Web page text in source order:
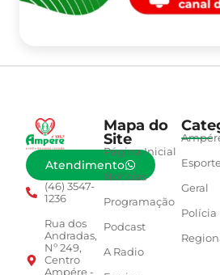
Atendimento
(46) 3547-
1236
Rua dos
Andradas,
Nº 249,
Centro
Ampére -
Mapa do
Site
Página Inicial
Notícias
Programação
Podcast
A Radio
Geral
Polícia